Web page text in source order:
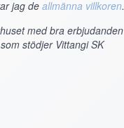
jag de allmänna villkoren.
med bra erbjudanden
stödjer Vittangi SK